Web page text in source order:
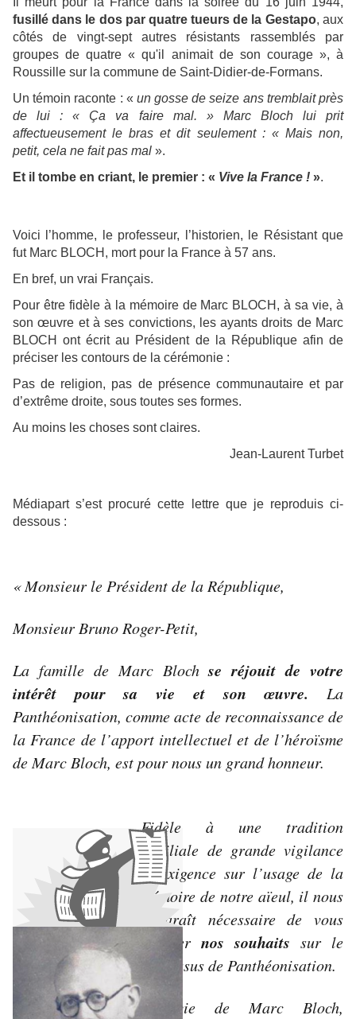
fusillé dans le dos par quatre tueurs de la Gestapo, aux
côtés de vingt-sept autres résistants rassemblés par
groupes de quatre « qu'il animait de son courage », à
Roussille sur la commune de Saint-Didier-de-Formans.
Un témoin raconte : « un gosse de seize ans tremblait près
de lui : « Ça va faire mal. » Marc Bloch lui prit
affectueusement le bras et dit seulement : « Mais non,
petit, cela ne fait pas mal ».
Et il tombe en criant, le premier : « Vive la France ! ».
Voici l’homme, le professeur, l’historien, le Résistant que
fut Marc BLOCH, mort pour la France à 57 ans.
En bref, un vrai Français.
Pour être fidèle à la mémoire de Marc BLOCH, à sa vie, à
son œuvre et à ses convictions, les ayants droits de Marc
BLOCH ont écrit au Président de la République afin de
préciser les contours de la cérémonie :
Pas de religion, pas de présence communautaire et par
d’extrême droite, sous toutes ses formes.
Au moins les choses sont claires.
Jean-Laurent Turbet
Médiapart s’est procuré cette lettre que je reproduis ci-
dessous :
« Monsieur le Président de la République,
Monsieur Bruno Roger-Petit,
La famille de Marc Blochse réjouit de votre
intérêt pour sa vie et son œuvre. La
Panthéonisation, comme acte de reconnaissance de
la France de l’apport intellectuel et de l’héroïsme
de Marc Bloch, est pour nous un grand honneur.
Fidèle à une tradition
familiale de grande vigilance
et exigence sur l’usage de la
mémoire de notre aïeul, il nous
apparaît nécessaire de vous
exposernos souhaitssur le
processus de Panthéonisation.
La vie de Marc Bloch,